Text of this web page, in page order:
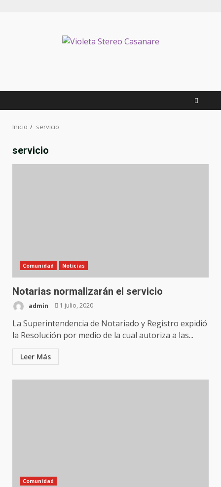
Inicio servicio
servicio
Comunidad Noticias
Notarias normalizarán el servicio
admin 1 julio, 2020
La Superintendencia de Notariado y Registro expidió
la Resolución por medio de la cual autoriza a las...
Leer Más
Comunidad